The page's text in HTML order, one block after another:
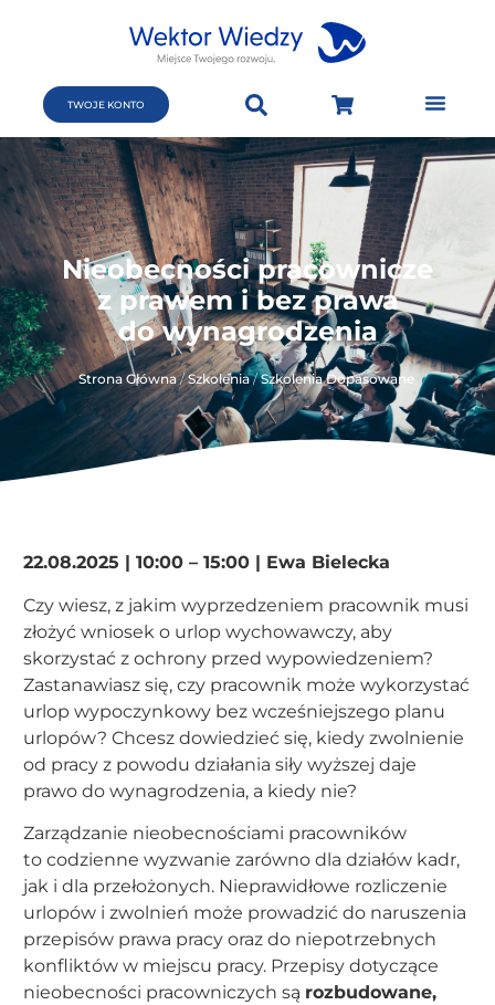
TWOJE KONTO
Nieobecności pracownicze
z prawem i bez prawa
do wynagrodzenia
Strona Główna/Szkolenia/Szkolenia Dopasowane
22.08.2025 | 10:00 – 15:00 | Ewa Bielecka
Czy wiesz, z jakim wyprzedzeniem pracownik musi
złożyć wniosek o urlop wychowawczy, aby
skorzystać z ochrony przed wypowiedzeniem?
Zastanawiasz się, czy pracownik może wykorzystać
urlop wypoczynkowy bez wcześniejszego planu
urlopów? Chcesz dowiedzieć się, kiedy zwolnienie
od pracy z powodu działania siły wyższej daje
prawo do wynagrodzenia, a kiedy nie?
Zarządzanie nieobecnościami pracowników
to codzienne wyzwanie zarówno dla działów kadr,
jak i dla przełożonych. Nieprawidłowe rozliczenie
urlopów i zwolnień może prowadzić do naruszenia
przepisów prawa pracy oraz do niepotrzebnych
konfliktów w miejscu pracy. Przepisy dotyczące
nieobecności pracowniczych są rozbudowane,